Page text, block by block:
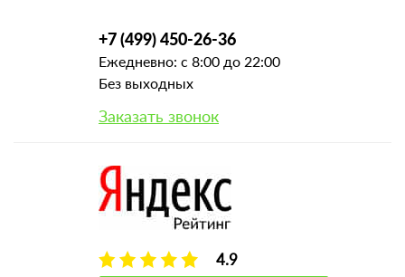
+7 (499) 450-26-36
Ежедневно: с 8:00 до 22:00
Без выходных
Заказать звонок
4.9